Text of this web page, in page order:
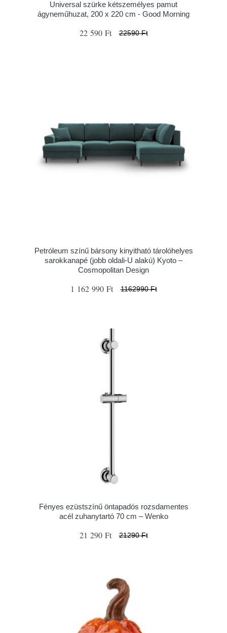
Universal szürke kétszemélyes pamut
ágyneműhuzat, 200 x 220 cm - Good Morning
22 590 Ft 22590 Ft
Petróleum színű bársony kinyitható tárolóhelyes
sarokkanapé (jobb oldali-U alakú) Kyoto –
Cosmopolitan Design
1 162 990 Ft 1162990 Ft
Fényes ezüstszínű öntapadós rozsdamentes
acél zuhanytartó 70 cm – Wenko
21 290 Ft 21290 Ft